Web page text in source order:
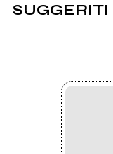
SUGGERITI